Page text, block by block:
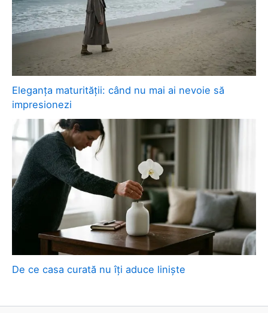
Eleganța maturității: când nu mai ai nevoie să
impresionezi
De ce casa curată nu îți aduce liniște